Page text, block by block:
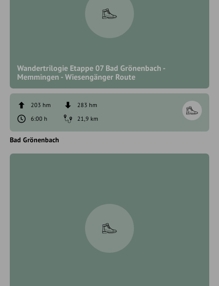
Wandertrilogie Etappe 07 Bad Grönenbach -
Memmingen - Wiesengänger Route
203 hm
283 hm
6:00 h
21,9 km
Bad Grönenbach